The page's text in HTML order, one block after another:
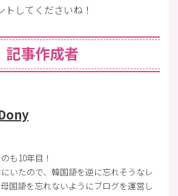
トしてくださいね！
記事作成者
も10年目！
いたので、韓国語を逆に忘れそうなレ
国語を忘れないようにブログを運営し